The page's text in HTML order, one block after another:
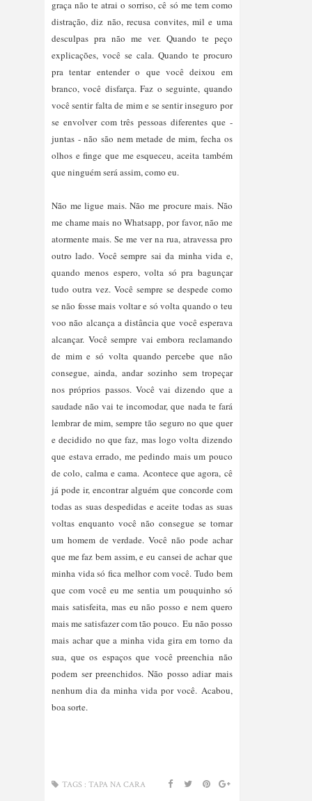
graça não te atrai o sorriso, cê só me tem como
distração, diz não, recusa convites, mil e uma
desculpas pra não me ver. Quando te peço
explicações, você se cala. Quando te procuro
pra tentar entender o que você deixou em
branco, você disfarça. Faz o seguinte, quando
você sentir falta de mim e se sentir inseguro por
se envolver com três pessoas diferentes que -
juntas - não são nem metade de mim, fecha os
olhos e finge que me esqueceu, aceita também
que ninguém será assim, como eu.
Não me ligue mais. Não me procure mais. Não
me chame mais no Whatsapp, por favor, não me
atormente mais. Se me ver na rua, atravessa pro
outro lado. Você sempre sai da minha vida e,
quando menos espero, volta só pra bagunçar
tudo outra vez. Você sempre se despede como
se não fosse mais voltar e só volta quando o teu
voo não alcança a distância que você esperava
alcançar. Você sempre vai embora reclamando
de mim e só volta quando percebe que não
consegue, ainda, andar sozinho sem tropeçar
nos próprios passos. Você vai dizendo que a
saudade não vai te incomodar, que nada te fará
lembrar de mim, sempre tão seguro no que quer
e decidido no que faz, mas logo volta dizendo
que estava errado, me pedindo mais um pouco
de colo, calma e cama. Acontece que agora, cê
já pode ir, encontrar alguém que concorde com
todas as suas despedidas e aceite todas as suas
voltas enquanto você não consegue se tornar
um homem de verdade. Você não pode achar
que me faz bem assim, e eu cansei de achar que
minha vida só fica melhor com você. Tudo bem
que com você eu me sentia um pouquinho só
mais satisfeita, mas eu não posso e nem quero
mais me satisfazer com tão pouco. Eu não posso
mais achar que a minha vida gira em torno da
sua, que os espaços que você preenchia não
podem ser preenchidos. Não posso adiar mais
nenhum dia da minha vida por você. Acabou,
boa sorte.
TAGS : TAPA NA CARA